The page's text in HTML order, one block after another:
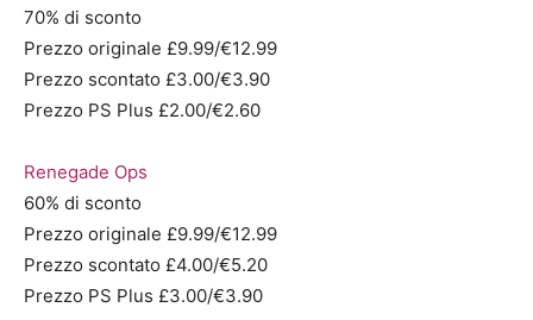
70% di sconto
Prezzo originale £9.99/€12.99
Prezzo scontato £3.00/€3.90
Prezzo PS Plus £2.00/€2.60
Renegade Ops
60% di sconto
Prezzo originale £9.99/€12.99
Prezzo scontato £4.00/€5.20
Prezzo PS Plus £3.00/€3.90